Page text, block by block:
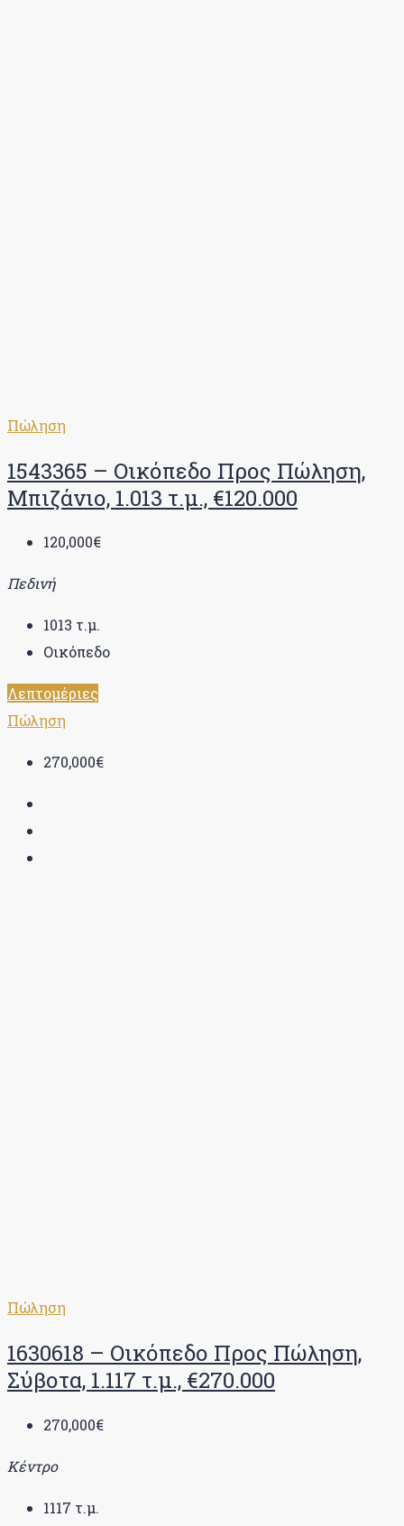
Πώληση
1543365 – Οικόπεδο Προς Πώληση,
Μπιζάνιο, 1.013 τ.μ., €120.000
120,000€
Πεδινή
1013 τ.μ.
Οικόπεδο
Λεπτομέριες
Πώληση
270,000€
Πώληση
1630618 – Οικόπεδο Προς Πώληση,
Σύβοτα, 1.117 τ.μ., €270.000
270,000€
Κέντρο
1117 τ.μ.